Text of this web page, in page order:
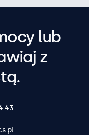
lub
z
43